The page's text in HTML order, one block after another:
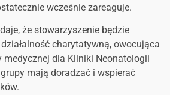
wcześnie zareaguje.
że stowarzyszenie będzie
charytatywną, owocująca
medycznej dla Kliniki Neonatologii
grupy mają doradzać i wspierać